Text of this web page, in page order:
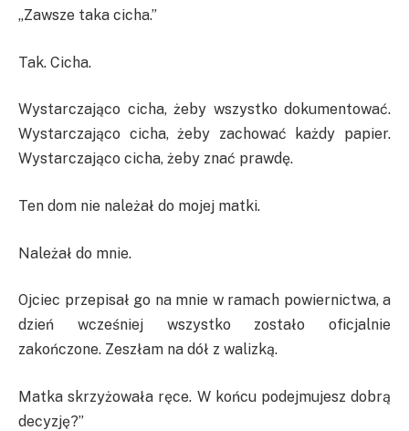
„Zawsze taka cicha.”
Tak. Cicha.
Wystarczająco cicha, żeby wszystko dokumentować.
Wystarczająco cicha, żeby zachować każdy papier.
Wystarczająco cicha, żeby znać prawdę.
Ten dom nie należał do mojej matki.
Należał do mnie.
Ojciec przepisał go na mnie w ramach powiernictwa, a
dzień wcześniej wszystko zostało oficjalnie
zakończone. Zeszłam na dół z walizką.
Matka skrzyżowała ręce. W końcu podejmujesz dobrą
decyzję?”